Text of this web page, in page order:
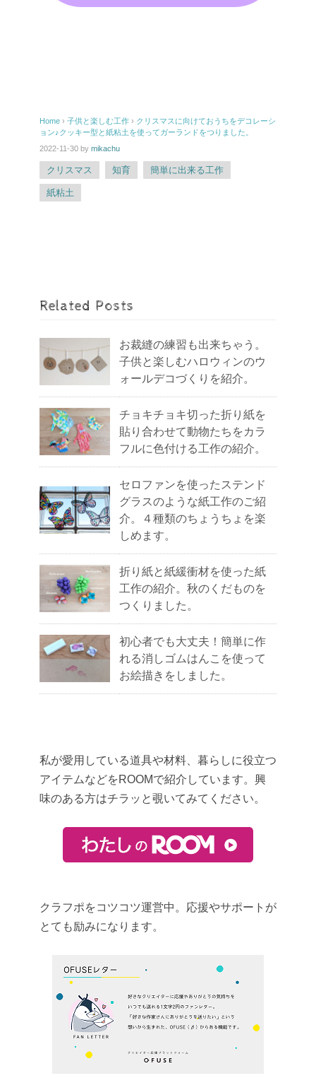
er
e
st
ail
Home › 子供と楽しむ工作 › クリスマスに向けておうちをデコレーシ
ョン♪クッキー型と紙粘土を使ってガーランドをつりました。
2022-11-30 by mikachu
クリスマス 知育 簡単に出来る工作
紙粘土
Related Posts
お裁縫の練習も出来ちゃう。
子供と楽しむハロウィンのウ
ォールデコづくりを紹介。
チョキチョキ切った折り紙を
貼り合わせて動物たちをカラ
フルに色付ける工作の紹介。
セロファンを使ったステンド
グラスのような紙工作のご紹
介。４種類のちょうちょを楽
しめます。
折り紙と紙緩衝材を使った紙
工作の紹介。秋のくだものを
つくりました。
初心者でも大丈夫！簡単に作
れる消しゴムはんこを使って
お絵描きをしました。
私が愛用している道具や材料、暮らしに役立つ
アイテムなどをROOMで紹介しています。興
味のある方はチラッと覗いてみてください。
クラフポをコツコツ運営中。応援やサポートが
とても励みになります。